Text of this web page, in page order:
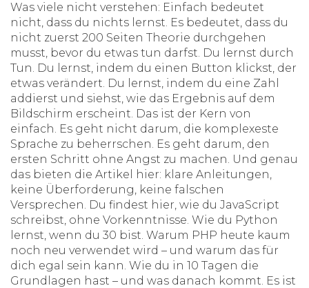
Was viele nicht verstehen: Einfach bedeutet
nicht, dass du nichts lernst. Es bedeutet, dass du
nicht zuerst 200 Seiten Theorie durchgehen
musst, bevor du etwas tun darfst. Du lernst durch
Tun. Du lernst, indem du einen Button klickst, der
etwas verändert. Du lernst, indem du eine Zahl
addierst und siehst, wie das Ergebnis auf dem
Bildschirm erscheint. Das ist der Kern von
einfach. Es geht nicht darum, die komplexeste
Sprache zu beherrschen. Es geht darum, den
ersten Schritt ohne Angst zu machen. Und genau
das bieten die Artikel hier: klare Anleitungen,
keine Überforderung, keine falschen
Versprechen. Du findest hier, wie du JavaScript
schreibst, ohne Vorkenntnisse. Wie du Python
lernst, wenn du 30 bist. Warum PHP heute kaum
noch neu verwendet wird – und warum das für
dich egal sein kann. Wie du in 10 Tagen die
Grundlagen hast – und was danach kommt. Es ist